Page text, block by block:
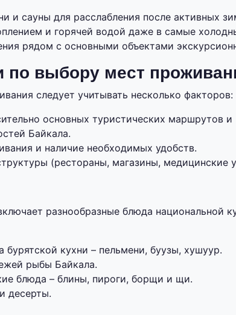
и сауны для расслабления после активных
и горячей водой даже в самые
рядом с основными объектами
по выбору мест
следует учитывать несколько факторов:
основных туристических маршрутов и
Байкала.
и наличие необходимых удобств.
(рестораны, магазины, медицинские
разнообразные блюда национальной
кухни – пельмени, буузы, хушуур.
рыбы Байкала.
блюда – блины, пироги, борщи и щи.
десерты.